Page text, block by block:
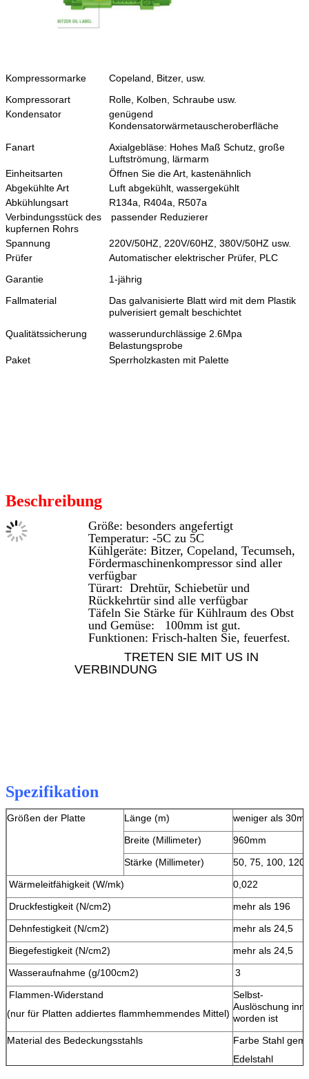
Hinterlass eine Nachricht
Wir rufen Sie bald zurück!
Kompressormarke
Copeland, Bitzer, usw.
Kompressorart
Rolle, Kolben, Schraube usw.
Kondensator
genügend
Kondensatorwärmetauscheroberfläche
Fanart
Axialgebläse: Hohes Maß Schutz, große
Luftströmung, lärmarm
Einheitsarten
Öffnen Sie die Art, kastenähnlich
Abgekühlte Art
Luft abgekühlt, wassergekühlt
Abkühlungsart
R134a, R404a, R507a
Verbindungsstück des
kupfernen Rohrs
passender Reduzierer
Spannung
220V/50HZ, 220V/60HZ, 380V/50HZ usw.
Prüfer
Automatischer elektrischer Prüfer, PLC
Garantie
1-jährig
Fallmaterial
Das galvanisierte Blatt wird mit dem Plastik
pulverisiert gemalt beschichtet
Qualitätssicherung
wasserundurchlässige 2.6Mpa
Belastungsprobe
Paket
Sperrholzkasten mit Palette
Beschreibung
Größe: besonders angefertigt
Temperatur: -5C zu 5C
Kühlgeräte: Bitzer, Copeland, Tecumseh,
Fördermaschinenkompressor sind aller
verfügbar
Türart: Drehtür, Schiebetür und
Rückkehrtür sind alle verfügbar
Täfeln Sie Stärke für Kühlraum des Obst
und Gemüse: 100mm ist gut.
Funktionen: Frisch-halten Sie, feuerfest.
TRETEN SIE MIT US IN
VERBINDUNG
Spezifikation
Größen der Platte Länge (m)
weniger als 30m
Breite (Millimeter)
960mm
Stärke (Millimeter)
50, 75, 100,
Wärmeleitfähigkeit (W/mk)
0,022
Druckfestigkeit (N/cm2)
mehr als 196
Dehnfestigkeit (N/cm2)
mehr als 24,5
Biegefestigkeit (N/cm2)
mehr als 24,5
Wasseraufnahme (g/100cm2)
3
Flammen-Widerstand
(nur für Platten addiertes flammhemmendes Mittel)
Selbst-
Auslöschung
worden ist
Material des Bedeckungsstahls
Farbe Stahl
Edelstahl